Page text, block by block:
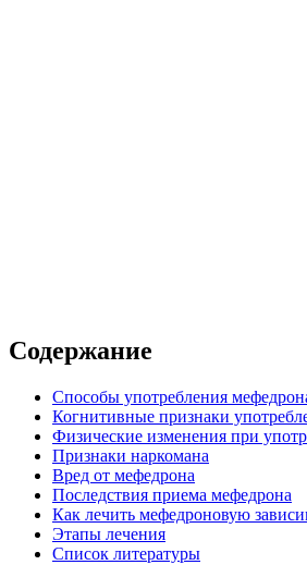
Содержание
Способы употребления
Когнитивные признаки
Физические изменения при
Признаки наркомана
Вред от мефедрона
Последствия приема мефедрона
Как лечить мефедроновую
Этапы лечения
Список литературы